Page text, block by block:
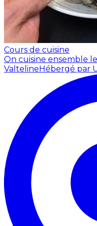
Cours de cuisine
On cuisine ensemble
ValtelineHébergé par